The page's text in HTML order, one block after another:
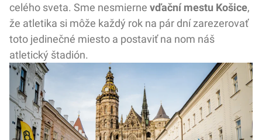
celého sveta. Sme nesmierne vďační mestu Košice,
že atletika si môže každý rok na pár dní zarezerovať
toto jedinečné miesto a postaviť na nom náš
atletický štadión.